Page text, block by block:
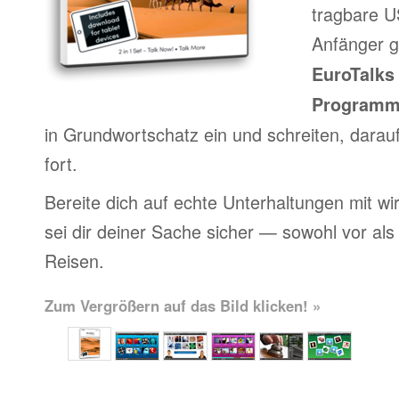
tragbare
Anfänger
in Grundwortschatz ein und schreiten,
fort.
Bereite dich auf echte Unterhaltungen mit
sei dir deiner Sache sicher — sowohl vor
Reisen.
Zum Vergrößern auf das Bild klicken! »